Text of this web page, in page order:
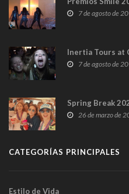
7 de agosto de
Inertia Tours at
7 de agosto de
Spring Break
26 de marzo de
CATEGORÍAS PRINCIPALES
Estilo de Vida